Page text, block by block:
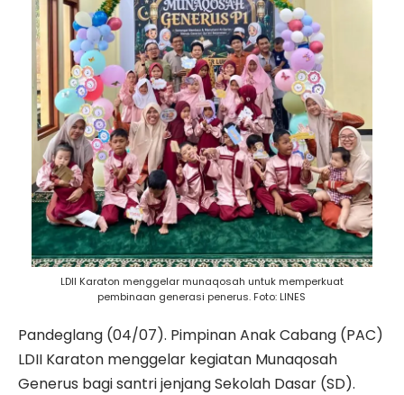
LDII Karaton menggelar munaqosah untuk memperkuat
pembinaan generasi penerus. Foto: LINES
Pandeglang (04/07). Pimpinan Anak Cabang (PAC)
LDII Karaton menggelar kegiatan Munaqosah
Generus bagi santri jenjang Sekolah Dasar (SD).